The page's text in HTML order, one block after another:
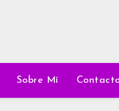
Sobre Mí